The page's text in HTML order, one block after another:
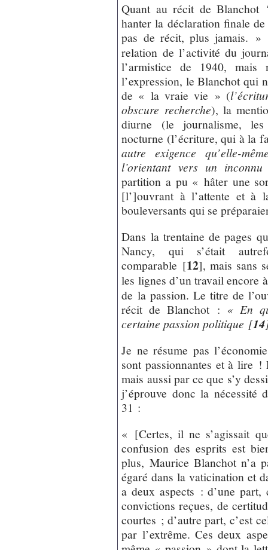
Quant au récit de Blanchot
hanter la déclaration finale de
pas de récit, plus jamais. »
relation de l’activité du
l’armistice de 1940,
l’expression, le Blanchot qui
de « la vraie vie » (
obscure recherche), la
diurne (le journalisme,
nocturne (l’écriture, qui à la
autre exigence qu’elle-
l’orientant vers un
partition a pu « hâter une
[l’]ouvrant à l’attente et à
bouleversants qui se
Dans la trentaine de pages
Nancy, qui s’était
comparable [12], mais sans
les lignes d’un travail encore
de la passion. Le titre de
récit de Blanchot : « En
certaine passion politique [14
Je ne résume pas
sont passionnantes et à lire
mais aussi par ce que s’y
j’éprouve donc la nécessité
31 :
« [Certes, il ne s’agissait
confusion des esprits est
plus, Maurice Blanchot n’a
égaré dans la vaticination et
a deux aspects : d’une part,
convictions reçues, de
courtes ; d’autre part, c’est
par l’extrême. Ces deux